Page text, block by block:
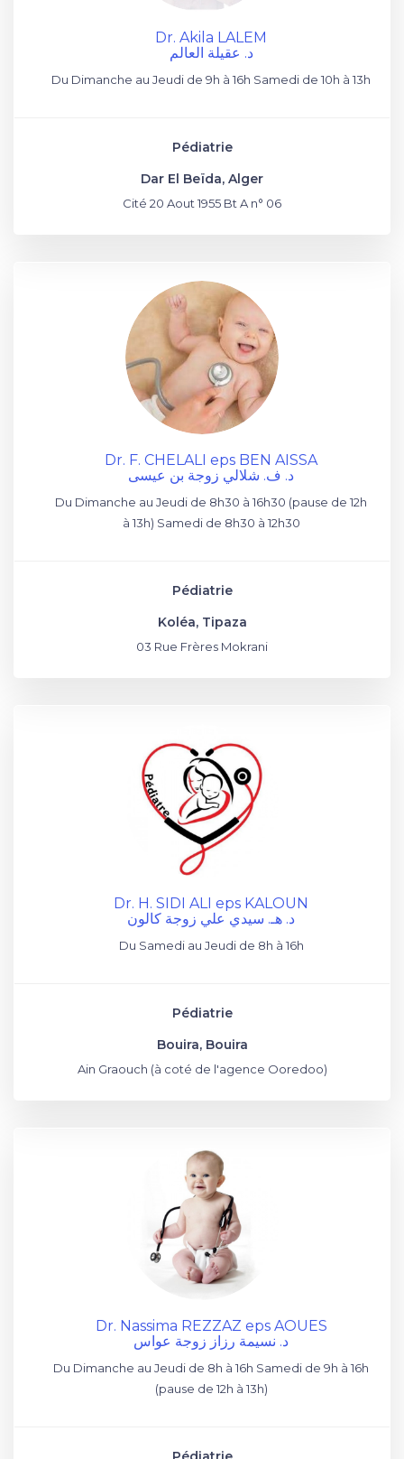
Dr. Akila LALEM
د. عقيلة العالم
Du Dimanche au Jeudi de 9h à 16h Samedi de 10h à 13h
Pédiatrie
Dar El Beïda, Alger
Cité 20 Aout 1955 Bt A n° 06
Dr. F. CHELALI eps BEN AISSA
د. ف. شلالي زوجة بن عيسى
Du Dimanche au Jeudi de 8h30 à 16h30 (pause de 12h
à 13h) Samedi de 8h30 à 12h30
Pédiatrie
Koléa, Tipaza
03 Rue Frères Mokrani
Dr. H. SIDI ALI eps KALOUN
د. هـ. سيدي علي زوجة كالون
Du Samedi au Jeudi de 8h à 16h
Pédiatrie
Bouira, Bouira
Ain Graouch (à coté de l'agence Ooredoo)
Dr. Nassima REZZAZ eps AOUES
د. نسيمة رزاز زوجة عواس
Du Dimanche au Jeudi de 8h à 16h Samedi de 9h à 16h
(pause de 12h à 13h)